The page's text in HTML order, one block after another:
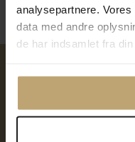
analysepartnere.
data med andre
de har indsamlet fra